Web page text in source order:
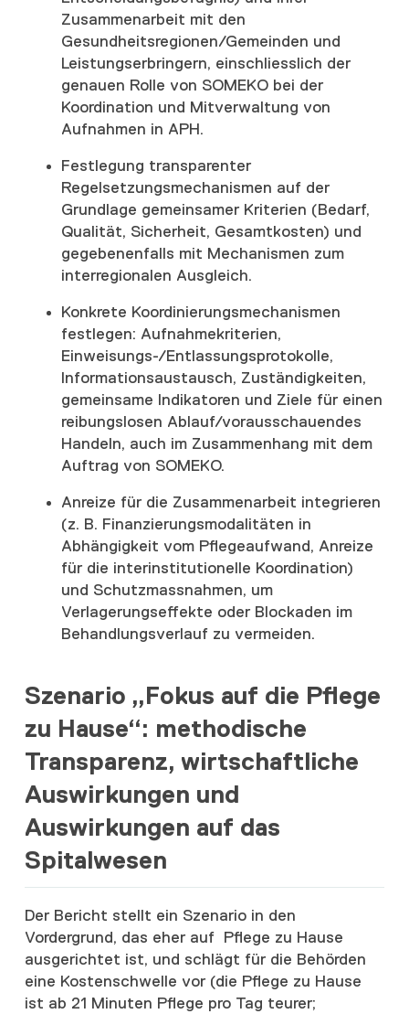
Zusammenarbeit mit den
Gesundheitsregionen/Gemeinden und
Leistungserbringern, einschliesslich der
genauen Rolle von SOMEKO bei der
Koordination und Mitverwaltung von
Aufnahmen in APH.
Festlegung transparenter
Regelsetzungsmechanismen auf der
Grundlage gemeinsamer Kriterien (Bedarf,
Qualität, Sicherheit, Gesamtkosten) und
gegebenenfalls mit Mechanismen zum
interregionalen Ausgleich.
Konkrete Koordinierungsmechanismen
festlegen: Aufnahmekriterien,
Einweisungs-/Entlassungsprotokolle,
Informationsaustausch, Zuständigkeiten,
gemeinsame Indikatoren und Ziele für einen
reibungslosen Ablauf/vorausschauendes
Handeln, auch im Zusammenhang mit dem
Auftrag von SOMEKO.
Anreize für die Zusammenarbeit integrieren
(z. B. Finanzierungsmodalitäten in
Abhängigkeit vom Pflegeaufwand, Anreize
für die interinstitutionelle Koordination)
und Schutzmassnahmen, um
Verlagerungseffekte oder Blockaden im
Behandlungsverlauf zu vermeiden.
Szenario „Fokus auf die Pflege
zu Hause“: methodische
Transparenz, wirtschaftliche
Auswirkungen und
Auswirkungen auf das
Spitalwesen
Der Bericht stellt ein Szenario in den
Vordergrund, das eher auf Pflege zu Hause
ausgerichtet ist, und schlägt für die Behörden
eine Kostenschwelle vor (die Pflege zu Hause
ist ab 21 Minuten Pflege pro Tag teurer;